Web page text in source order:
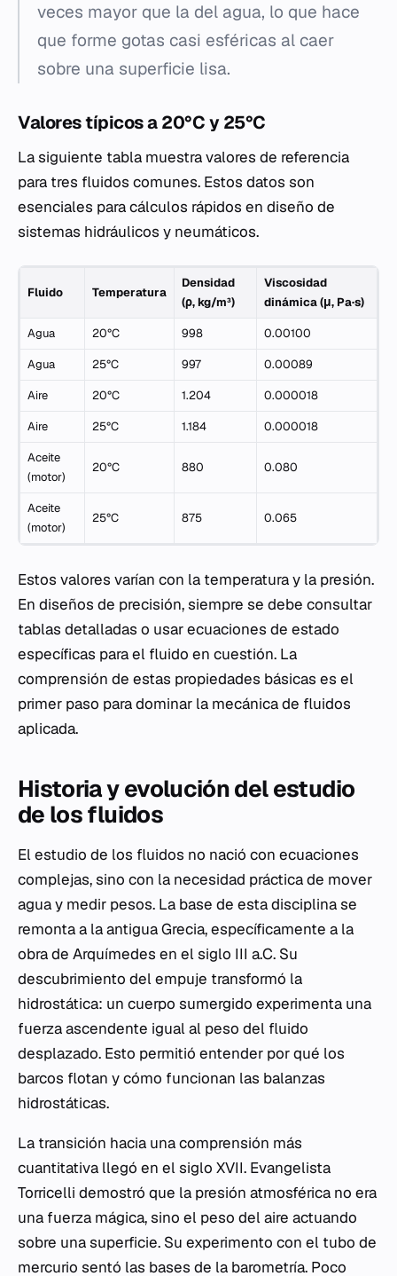
veces mayor que la del agua, lo que hace
que forme gotas casi esféricas al caer
sobre una superficie lisa.
Valores típicos a 20°C y 25°C
La siguiente tabla muestra valores de referencia
para tres fluidos comunes. Estos datos son
esenciales para cálculos rápidos en diseño de
sistemas hidráulicos y neumáticos.
Fluido Temperatura
Densidad
(ρ, kg/m³)
Viscosidad
dinámica (μ, Pa·s)
Agua 20°C 998 0.00100
Agua 25°C 997 0.00089
Aire 20°C 1.204 0.000018
Aire 25°C 1.184 0.000018
Aceite
(motor)
20°C 880 0.080
Aceite
(motor)
25°C 875 0.065
Estos valores varían con la temperatura y la presión.
En diseños de precisión, siempre se debe consultar
tablas detalladas o usar ecuaciones de estado
específicas para el fluido en cuestión. La
comprensión de estas propiedades básicas es el
primer paso para dominar la mecánica de fluidos
aplicada.
Historia y evolución del estudio
de los fluidos
El estudio de los fluidos no nació con ecuaciones
complejas, sino con la necesidad práctica de mover
agua y medir pesos. La base de esta disciplina se
remonta a la antigua Grecia, específicamente a la
obra de Arquímedes en el siglo III a.C. Su
descubrimiento del empuje transformó la
hidrostática: un cuerpo sumergido experimenta una
fuerza ascendente igual al peso del fluido
desplazado. Esto permitió entender por qué los
barcos flotan y cómo funcionan las balanzas
hidrostáticas.
La transición hacia una comprensión más
cuantitativa llegó en el siglo XVII. Evangelista
Torricelli demostró que la presión atmosférica no era
una fuerza mágica, sino el peso del aire actuando
sobre una superficie. Su experimento con el tubo de
mercurio sentó las bases de la barometría. Poco